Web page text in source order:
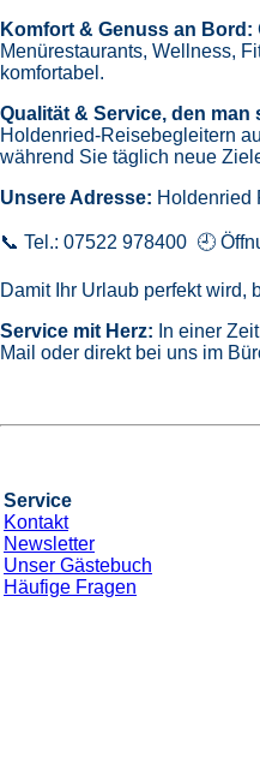
Komfort & Genuss an Bord:
Menürestaurants, Wellness,
komfortabel.
Qualität & Service, den man
Holdenried-Reisebegleitern
während Sie täglich neue
Unsere Adresse: Holdenried
📞 Tel.: 07522 978400 🕘
Damit Ihr Urlaub perfekt wird,
Service mit Herz: In einer
Mail oder direkt bei uns im
Service
Kontakt
Newsletter
Unser Gästebuch
Häufige Fragen